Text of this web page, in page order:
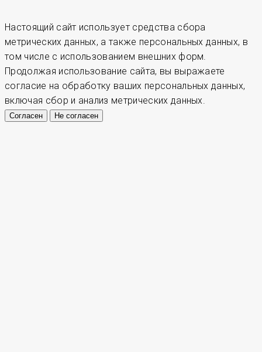
Настоящий сайт использует средства сбора
метрических данных, а также персональных данных, в
том числе с использованием внешних форм.
Продолжая использование сайта, вы выражаете
согласие на обработку ваших персональных данных,
включая сбор и анализ метрических данных.
Согласен Не согласен